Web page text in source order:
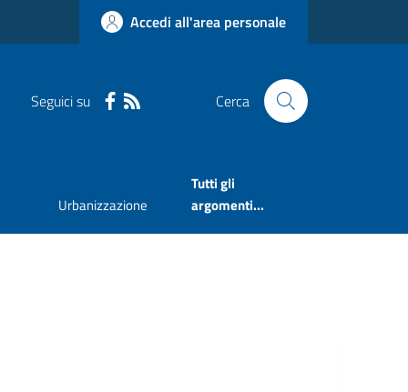
Accedi all'area personale
Seguici su Cerca
Urbanizzazione
Tutti gli
argomenti...